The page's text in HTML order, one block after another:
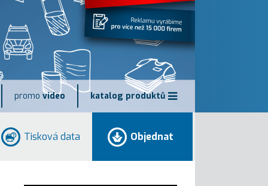
promo video katalog produktů
Tisková data Objednat